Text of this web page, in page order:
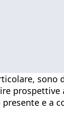
e a